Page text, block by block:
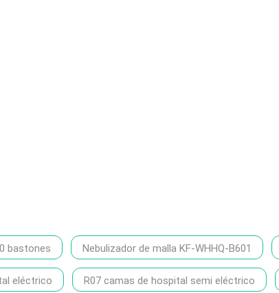
bastones Nebulizador de malla KF-WHHQ-B601
eléctrico R07 camas de hospital semi eléctrico